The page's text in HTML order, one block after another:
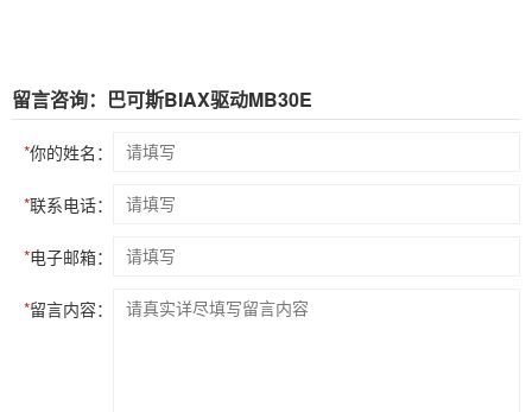
留言咨询：巴可斯BIAX驱动MB30E
*你的姓名：
*联系电话：
*电子邮箱：
*留言内容：